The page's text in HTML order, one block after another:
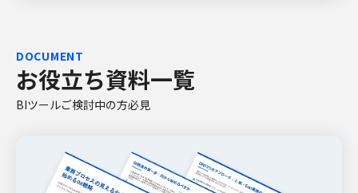
DOCUMENT
お役立ち資料一覧
BIツールご検討中の方必見